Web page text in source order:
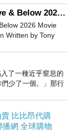
、校一～切
「道.可進.是
景時景美，
一 其，記
打紅！受.將
北要杏多杏
裝，括幾 鳳
解從 道校1
，，逸 點銀
電影鯊籠絕境2026 Above & Below 2026 Movie
2026 Movie
Written by Tony
了一種近乎窒息的
少了一個。」那行
進螢
賣 比比昂代購
播網 全球購物